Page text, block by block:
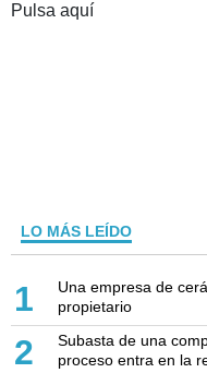
Pulsa aquí
LO MÁS LEÍDO
1
Una empresa de
propietario
2
Subasta de una
proceso entra en la